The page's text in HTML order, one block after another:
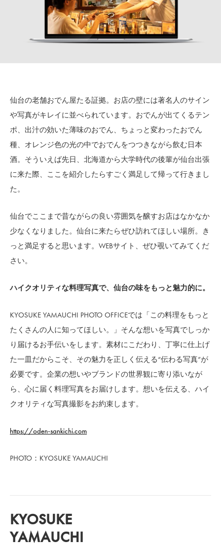
仙台の老舗おでん屋たる証拠。お店の壁には著名人のサイン
や写真がキレイに並べられています。おでんが出てくるテン
ポ、出汁の効いた薄味のおでん、ちょっと変わったおでん
種、オレンジ色の光の中でおでんをつつきながら飲む日本
酒。そういえば先日、北海道から大学時代の後輩が仙台出張
に来た際、ここを紹介したらすごく満足して帰って行きまし
た。
仙台でここまで昔ながらの良い雰囲気を醸すお店はなかなか
少なくなりました。仙台に来たらぜひ訪れてほしい場所。き
っと満足すると思います。WEBサイト、ぜひ覗いてみてくだ
さい。
ハイクオリティな料理写真で、仙台の味をもっと魅力的に。
KYOSUKE YAMAUCHI PHOTO OFFICEでは「この料理をもっと
たくさんの人に知ってほしい。」そんな想いを写真でしっか
り届けるお手伝いをします。素材にこだわり、丁寧に仕上げ
た一皿だからこそ、その魅力を正しく伝える“伝わる写真”が
必要です。企業の想いやブランドの世界観に寄り添いなが
ら、心に届く料理写真をお届けします。想いを伝える、ハイ
クオリティな写真撮影をお約束します。
https://oden-sankichi.com
PHOTO：KYOSUKE YAMAUCHI
KYOSUKE
YAMAUCHI